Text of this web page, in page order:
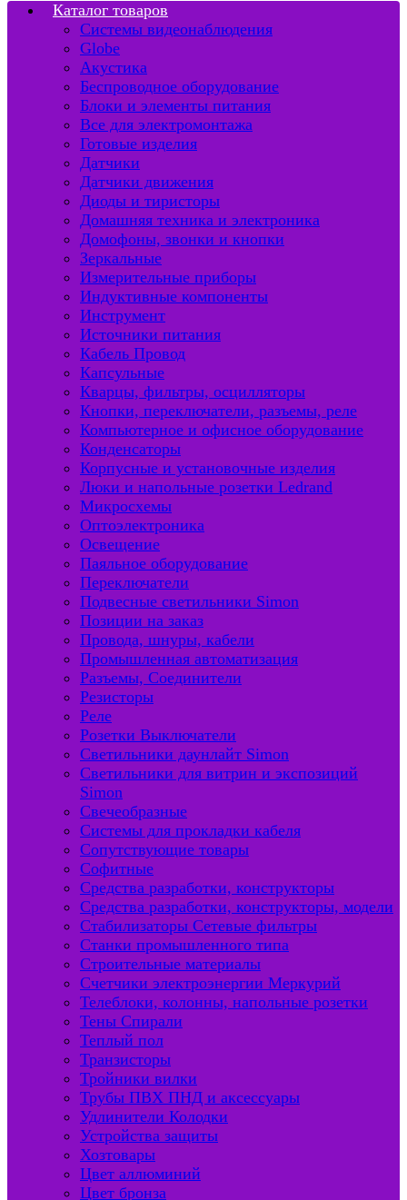
Каталог товаров
Системы видеонаблюдения
Globe
Акустика
Беспроводное оборудование
Блоки и элементы питания
Все для электромонтажа
Готовые изделия
Датчики
Датчики движения
Диоды и тиристоры
Домашняя техника и электроника
Домофоны, звонки и кнопки
Зеркальные
Измерительные приборы
Индуктивные компоненты
Инструмент
Источники питания
Кабель Провод
Капсульные
Кварцы, фильтры, осцилляторы
Кнопки, переключатели, разъемы, реле
Компьютерное и офисное оборудование
Конденсаторы
Корпусные и установочные изделия
Люки и напольные розетки Ledrand
Микросхемы
Оптоэлектроника
Освещение
Паяльное оборудование
Переключатели
Подвесные светильники Simon
Позиции на заказ
Провода, шнуры, кабели
Промышленная автоматизация
Разъемы, Соединители
Резисторы
Реле
Розетки Выключатели
Светильники даунлайт Simon
Светильники для витрин и экспозиций
Simon
Свечеобразные
Системы для прокладки кабеля
Сопутствующие товары
Софитные
Средства разработки, конструкторы
Средства разработки, конструкторы, модели
Стабилизаторы Сетевые фильтры
Станки промышленного типа
Строительные материалы
Счетчики электроэнергии Меркурий
Телеблоки, колонны, напольные розетки
Тены Спирали
Теплый пол
Транзисторы
Тройники вилки
Трубы ПВХ ПНД и аксессуары
Удлинители Колодки
Устройства защиты
Хозтовары
Цвет аллюминий
Цвет бронза